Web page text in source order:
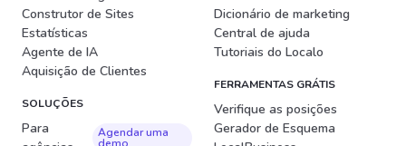
Construtor de Sites
Estatísticas
Agente de IA
Aquisição de Clientes
SOLUÇÕES
Para
Agendar uma
Dicionário de marketing
Central de ajuda
Tutoriais do Localo
FERRAMENTAS GRÁTIS
Verifique as posições
Gerador de Esquema